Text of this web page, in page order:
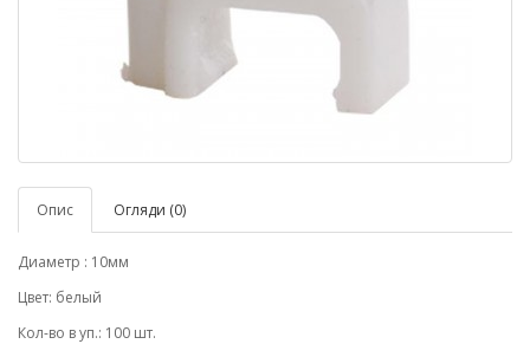
Опис Огляди (0)
Диаметр : 10мм
Цвет: белый
Кол-во в уп.: 100 шт.